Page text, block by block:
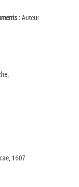
:Auteur
1607